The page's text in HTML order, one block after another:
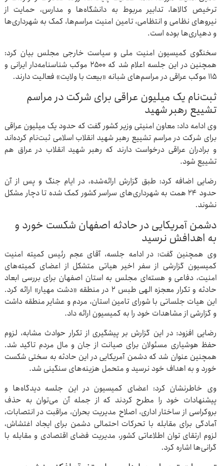
ترخیص کالاها، تدابیر مربوط به دانشگاه‌ها و مدارس، حمایت از
نیروهای نظامی و انتظامی، تامین امنیت مراسم‌ها، کمک به شهرداری‌ها
و دهیاری‌ها بوده است.
سخنگوی کمیسیون امنیت ملی و سیاست خارجی مجلس بیان کرد:
همچنین در این جلسه اعلام شد که ۲۵۰۰ موکب شناسنامه‌دار ایرانی و
۱۱۵ موکب عراقی در مراسم‌های شبانه «بیعت با ولایت» فعالیت دارند.
ثبت‌نام یک میلیون عراقی برای شرکت در مراسم
تشییع رهبر شهید
وی ادامه داد: معاون امنیتی وزیر کشور گفت که حدود یک میلیون عراقی
برای شرکت در مراسم تشییع رهبر شهید انقلاب اسلامی ثبت‌نام کرده‌اند
و برادران عراقی درخواست دارند که رهبر شهید انقلاب در عراق هم
تشییع شود.
رضایی اضافه کرد: طبق گزارش ارائه‌شده، در ایام جنگ و پس از آن
حدود ۲۴ همت به شهرداری‌های سراسر کشور کمک شده تا دچار مشکل
نشوند.
دشمن آمریکایی در حادثه اصفهان شکست خورد و
به اهدافش نرسید
وی همچنین گفت: در ادامه جلسه،‌ آقای عجم رئیس کمیته امنیت
کمیسیون گزارشی از سفر اخیر هیاتی متشکل از اعضای کمیته‌های
امنیت، دفاعی و هسته‌ای مجلس به استان اصفهان برای بررسی ابعاد
حادثه و تکرار معجزه الهی طبس ۲ در منطقه «دشت مهیار» ارائه کرد.
این هیات جلساتی با شورای تامین استان، مردم و عشایر منطقه داشت
و گزارشی از مشاهدات خود را به کمیسیون ارائه داد.
رضایی افزود: در این گزارش بر پیشگیری از تکرار حوادث مشابه، لزوم
حفظ هوشیاری مسئولان برای صیانت از جان و مال مردم تاکید شد.
همچنین عنوان شد که دشمن آمریکایی در این حادثه به سختی شکست
خورد و به اهداف خود نرسید و متحمل هزینه‌های سنگینی شد.
وی خاطرنشان کرد: اعضای کمیسیون در این جلسه دیدگاه‌ها و
پیشنهادات خود را مطرح کردند که از جمله آن می‌توان به حذف
بروکراسی از ساختار اداری، اصلاح مدیریت بحران، مراقبت در انتصابات،
آمادگی برای مقابله با تحرکات احتمالی دشمن برای ایجاد اغتشاش،
لزوم ارتقای توان اطلاعاتی کشور، مدیریت فضای اقتصادی و مقابله با
گرانی‌ها اشاره کرد.